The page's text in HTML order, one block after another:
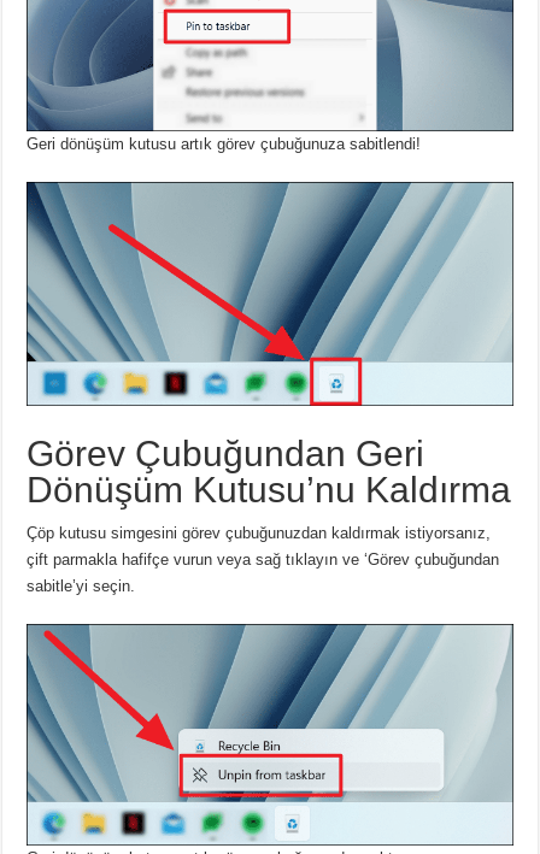
Geri dönüşüm kutusu artık görev çubuğunuza sabitlendi!
Görev Çubuğundan Geri
Dönüşüm Kutusu’nu Kaldırma
Çöp kutusu simgesini görev çubuğunuzdan kaldırmak istiyorsanız,
çift parmakla hafifçe vurun veya sağ tıklayın ve ‘Görev çubuğundan
sabitle’yi seçin.